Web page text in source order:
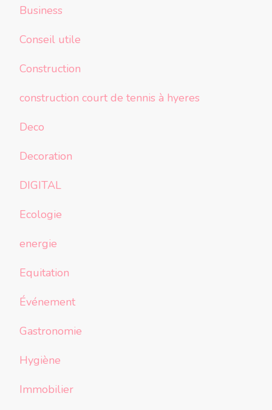
Business
Conseil utile
Construction
construction court de tennis à hyeres
Deco
Decoration
DIGITAL
Ecologie
energie
Equitation
Événement
Gastronomie
Hygiène
Immobilier